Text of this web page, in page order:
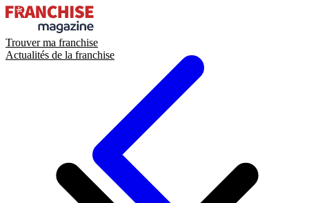
Trouver ma franchise
Actualités de la franchise